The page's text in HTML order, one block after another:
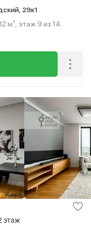
29к1
м², этаж 9 из 14.
этаж